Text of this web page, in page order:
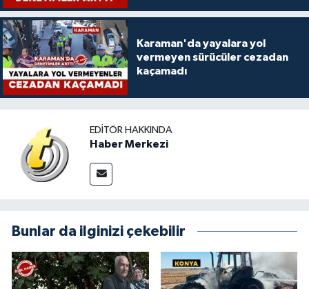
Karaman'da yayalara yol
vermeyen sürücüler cezadan
kaçamadı
EDITÖR HAKKINDA
Haber Merkezi
Bunlar da ilginizi çekebilir